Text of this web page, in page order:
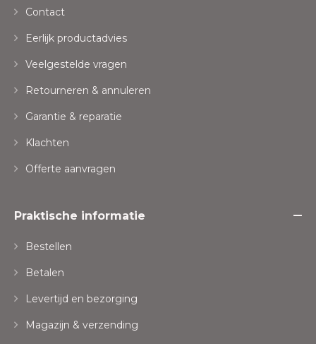
Contact
Eerlijk productadvies
Veelgestelde vragen
Retourneren & annuleren
Garantie & reparatie
Klachten
Offerte aanvragen
Praktische informatie
Bestellen
Betalen
Levertijd en bezorging
Magazijn & verzending